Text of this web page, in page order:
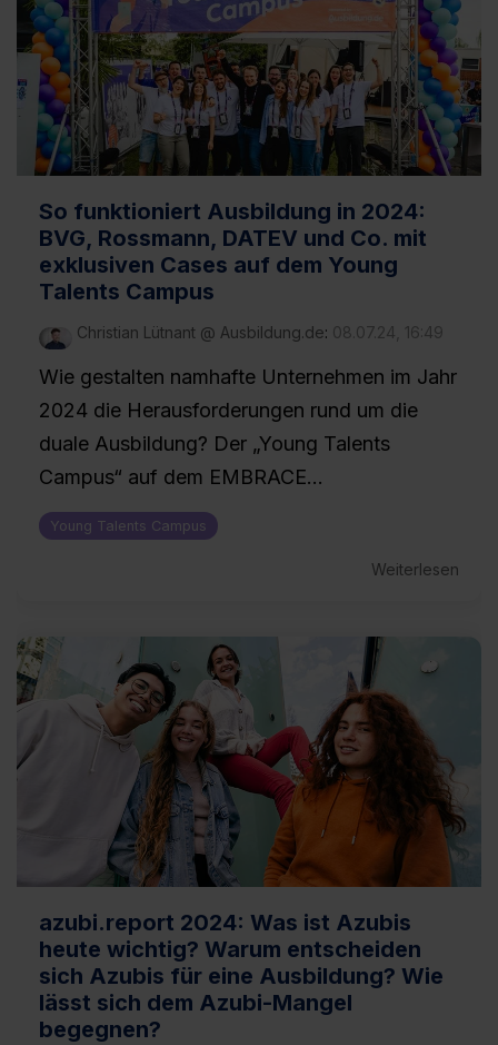
So funktioniert Ausbildung in 2024:
BVG, Rossmann, DATEV und Co. mit
exklusiven Cases auf dem Young
Talents Campus
Christian Lütnant @ Ausbildung.de: 08.07.24, 16:49
Wie gestalten namhafte Unternehmen im Jahr
2024 die Herausforderungen rund um die
duale Ausbildung? Der „Young Talents
Campus“ auf dem EMBRACE...
Young Talents Campus
Weiterlesen
azubi.report 2024: Was ist Azubis
heute wichtig? Warum entscheiden
sich Azubis für eine Ausbildung? Wie
lässt sich dem Azubi-Mangel
begegnen?